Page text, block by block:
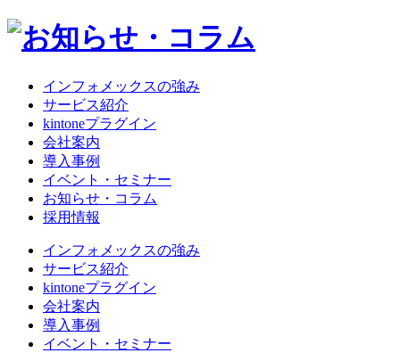
インフォメックスの強み
サービス紹介
kintoneプラグイン
会社案内
導入事例
イベント・セミナー
お知らせ・コラム
採用情報
インフォメックスの強み
サービス紹介
kintoneプラグイン
会社案内
導入事例
イベント・セミナー